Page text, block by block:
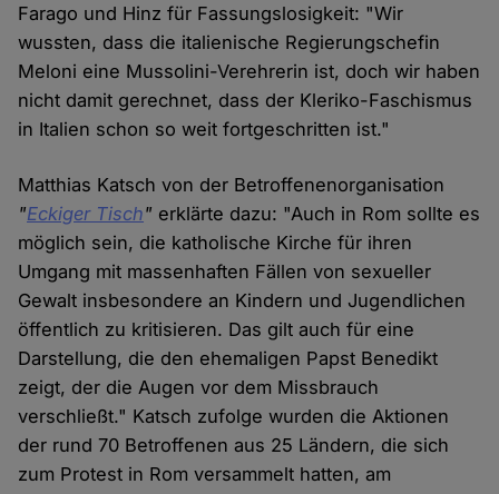
Farago und Hinz für Fassungslosigkeit: "Wir
wussten, dass die italienische Regierungschefin
Meloni eine Mussolini-Verehrerin ist, doch wir haben
nicht damit gerechnet, dass der Kleriko-Faschismus
in Italien schon so weit fortgeschritten ist."
Matthias Katsch von der Betroffenenorganisation
"Eckiger Tisch" erklärte dazu: "Auch in Rom sollte es
möglich sein, die katholische Kirche für ihren
Umgang mit massenhaften Fällen von sexueller
Gewalt insbesondere an Kindern und Jugendlichen
öffentlich zu kritisieren. Das gilt auch für eine
Darstellung, die den ehemaligen Papst Benedikt
zeigt, der die Augen vor dem Missbrauch
verschließt." Katsch zufolge wurden die Aktionen
der rund 70 Betroffenen aus 25 Ländern, die sich
zum Protest in Rom versammelt hatten, am